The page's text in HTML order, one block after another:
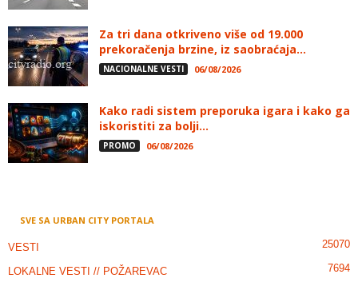
Za tri dana otkriveno više od 19.000
prekoračenja brzine, iz saobraćaja...
NACIONALNE VESTI 06/08/2026
Kako radi sistem preporuka igara i kako ga
iskoristiti za bolji...
PROMO 06/08/2026
SVE SA URBAN CITY PORTALA
VESTI 25070
LOKALNE VESTI // POŽAREVAC 7694